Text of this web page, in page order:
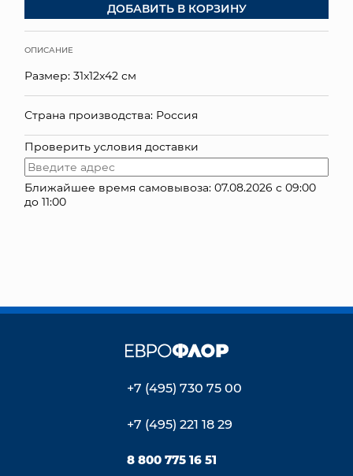
ПОДАРОЧНЫЕ КАРТЫ
ОПТОВЫМ КЛИЕНТАМ
ДОСТАВКА И ОПЛАТА
КОНТАКТЫ
ДОБАВИТЬ В КОРЗИНУ
ОПИСАНИЕ
Размер: 31x12x42 см
Страна производства: Россия
Проверить условия доставки
Ближайшее время самовывоза: 07.08.2026 с 09:00
до 11:00
+7 (495) 730 75 00
+7 (495) 221 18 29
8 800 775 16 51